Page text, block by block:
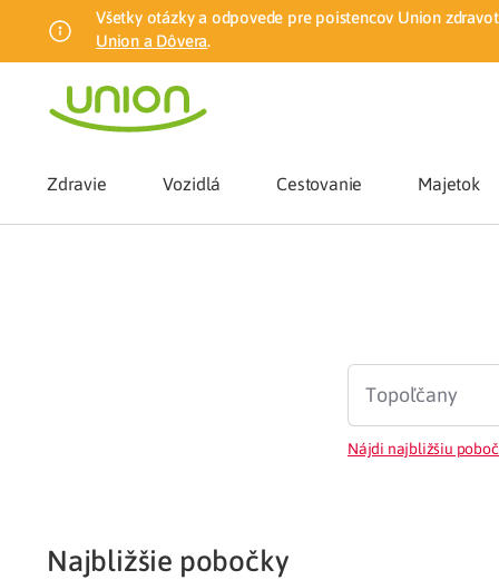
Všetky otázky a odpovede pre poistencov Union
Union a Dôvera.
Zdravie
Union
Vozidlá Cestovanie Majetok
Najbližšie pobočky